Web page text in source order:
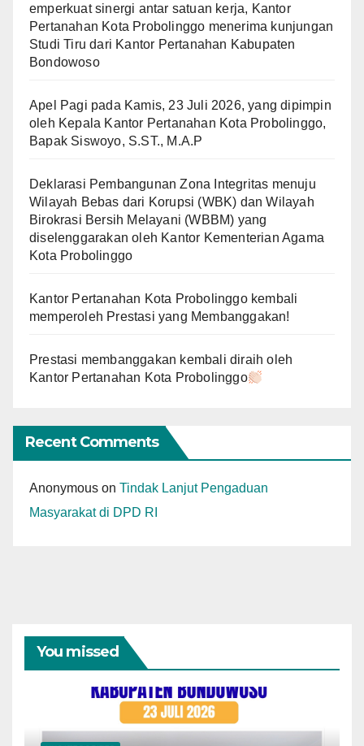
emperkuat sinergi antar satuan kerja, Kantor
Pertanahan Kota Probolinggo menerima kunjungan
Studi Tiru dari Kantor Pertanahan Kabupaten
Bondowoso
Apel Pagi pada Kamis, 23 Juli 2026, yang dipimpin
oleh Kepala Kantor Pertanahan Kota Probolinggo,
Bapak Siswoyo, S.ST., M.A.P
Deklarasi Pembangunan Zona Integritas menuju
Wilayah Bebas dari Korupsi (WBK) dan Wilayah
Birokrasi Bersih Melayani (WBBM) yang
diselenggarakan oleh Kantor Kementerian Agama
Kota Probolinggo
Kantor Pertanahan Kota Probolinggo kembali
memperoleh Prestasi yang Membanggakan!
Prestasi membanggakan kembali diraih oleh
Kantor Pertanahan Kota Probolinggo
Recent Comments
Anonymous on Tindak Lanjut Pengaduan
Masyarakat di DPD RI
You missed